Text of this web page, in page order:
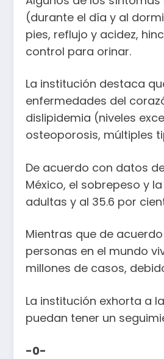
(durante el día y al
pies, reflujo y acidez,
control para orinar.
La institución destaca
enfermedades del
dislipidemia (niveles
osteoporosis, múltiples
De acuerdo con datos
México, el sobrepeso y
adultas y al 35.6 por
Mientras que de
personas en el mundo
millones de casos,
La institución exhorta a
puedan tener un
-0-